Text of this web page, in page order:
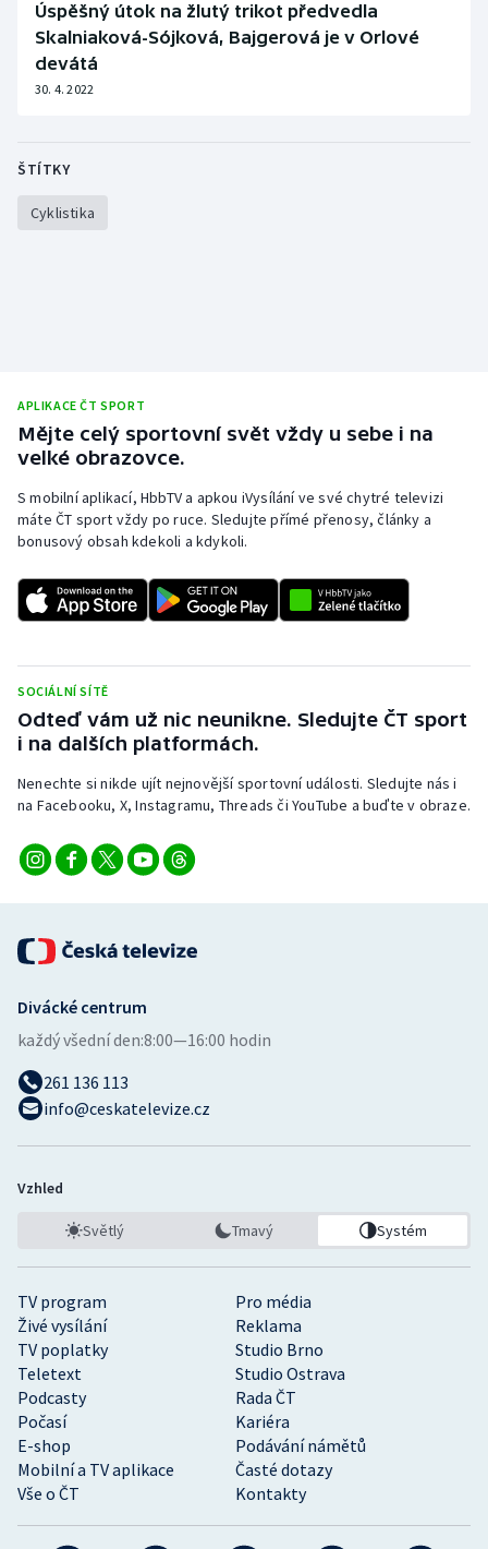
Úspěšný útok na žlutý trikot předvedla
Skalniaková-Sójková, Bajgerová je v Orlové
devátá
30. 4. 2022
ŠTÍTKY
Cyklistika
APLIKACE ČT SPORT
Mějte celý sportovní svět vždy u sebe i na
velké obrazovce.
S mobilní aplikací, HbbTV a apkou iVysílání ve své chytré televizi
máte ČT sport vždy po ruce. Sledujte přímé přenosy, články a
bonusový obsah kdekoli a kdykoli.
SOCIÁLNÍ SÍTĚ
Odteď vám už nic neunikne. Sledujte ČT sport
i na dalších platformách.
Nenechte si nikde ujít nejnovější sportovní události. Sledujte nás i
na Facebooku, X, Instagramu, Threads či YouTube a buďte v obraze.
TV program
Pro média
Živé vysílání
Reklama
TV poplatky
Studio Brno
Teletext
Studio Ostrava
Podcasty
Rada ČT
Počasí
Kariéra
E-shop
Podávání námětů
Mobilní a TV aplikace
Časté dotazy
Vše o ČT
Kontakty
Divácké centrum
každý všední den:8:00—16:00 hodin
261 136 113
info@ceskatelevize.cz
Vzhled
Světlý Tmavý Systém